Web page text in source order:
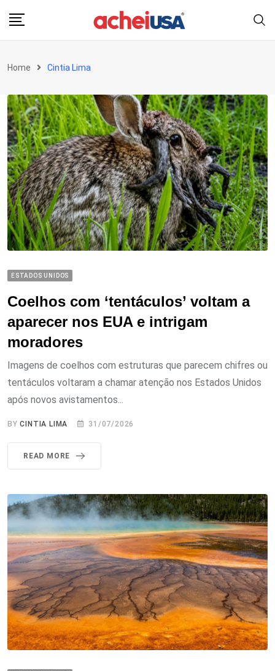
Home Cintia Lima
ESTADOS UNIDOS
Coelhos com ‘tentáculos’ voltam a
aparecer nos EUA e intrigam
moradores
Imagens de coelhos com estruturas que parecem chifres ou
tentáculos voltaram a chamar atenção nos Estados Unidos
após novos avistamentos...
BYCINTIA LIMA 31/07/2026
READ MORE